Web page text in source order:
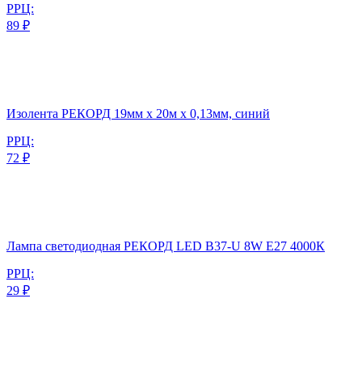
РРЦ:
89 ₽
Изолента РЕКОРД 19мм х 20м х 0,13мм, синий
РРЦ:
72 ₽
Лампа светодиодная РЕКОРД LED B37-U 8W Е27 4000К
РРЦ:
29 ₽